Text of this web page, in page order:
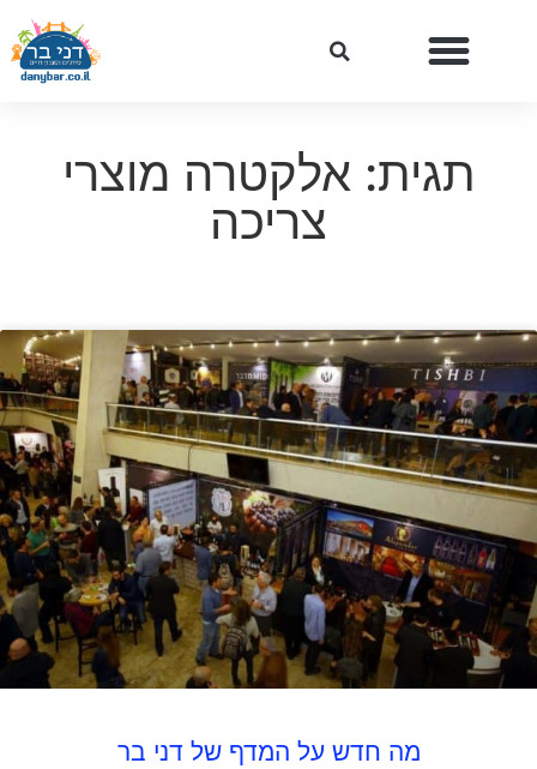
תגית: אלקטרה מוצרי
צריכה
מה חדש על המדף של דני בר